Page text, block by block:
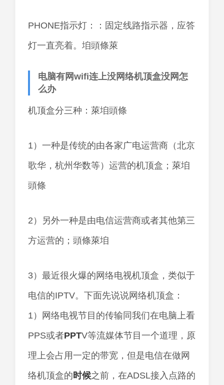
PHONE指示灯：：固定线路指示器，应答
灯一直亮着。垍頭條萊
电脑有网wifi连上没网络机顶盒没网怎
么办
机顶盒分三种：萊垍頭條
1）一种是传统的由各家广电运营商（北京
歌华，杭州华数等）运营的机顶盒；萊垍
頭條
2）另外一种是由电信运营商或者其他第三
方运营的；頭條萊垍
3）最近很火爆的网络电视机顶盒，类似于
电信的IPTV。下面先说说网络机顶盒：
1）网络电视节目的传输同我们在电脑上看
PPS或者PPTV等流媒体节目一个道理，原
理上会占用一定的带宽，但是电信在做网
络机顶盒的时候之前，在ADSL接入点路的